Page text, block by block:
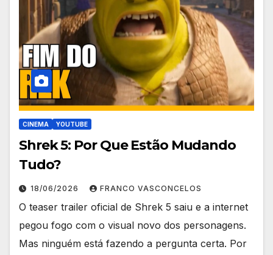
CINEMA YOUTUBE
Shrek 5: Por Que Estão Mudando
Tudo?
18/06/2026 FRANCO VASCONCELOS
O teaser trailer oficial de Shrek 5 saiu e a internet
pegou fogo com o visual novo dos personagens.
Mas ninguém está fazendo a pergunta certa. Por